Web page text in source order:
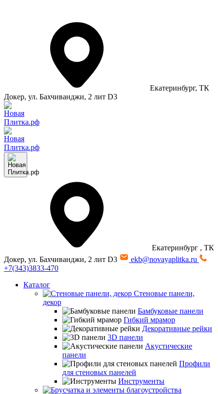
Екатеринбург, ТК
Докер, ул. Бахчиванджи, 2 лит D3
Екатеринбург , ТК
Докер, ул. Бахчиванджи, 2 лит D3
ekb@novayaplitka.ru
+7(343)3833-470
Каталог
Стеновые панели,
декор
Бамбуковые панели
Гибкий мрамор
Декоративные рейки
3D панели
Акустические
панели
Профили
для стеновых панелей
Инструменты